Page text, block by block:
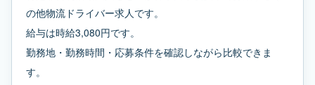
の他物流ドライバー求人です。
給与は時給3,080円です。
勤務地・勤務時間・応募条件を確認しながら比較できま
す。